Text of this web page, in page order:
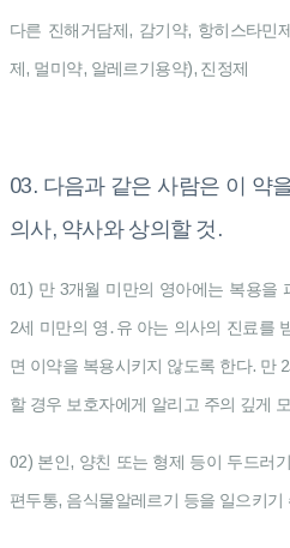
다른 진해거담제, 감기약, 항히스타민
제, 멀미약, 알레르기용약), 진정제
03. 다음과 같은 사람은 이 약
의사, 약사와 상의할 것.
01) 만 3개월 미만의 영아에는 복용을
2세 미만의 영․유 아는 의사의 진료를
면 이약을 복용시키지 않도록 한다. 만
할 경우 보호자에게 알리고 주의 깊게
02) 본인, 양친 또는 형제 등이 두드러
편두통, 음식물알레르기 등을 일으키